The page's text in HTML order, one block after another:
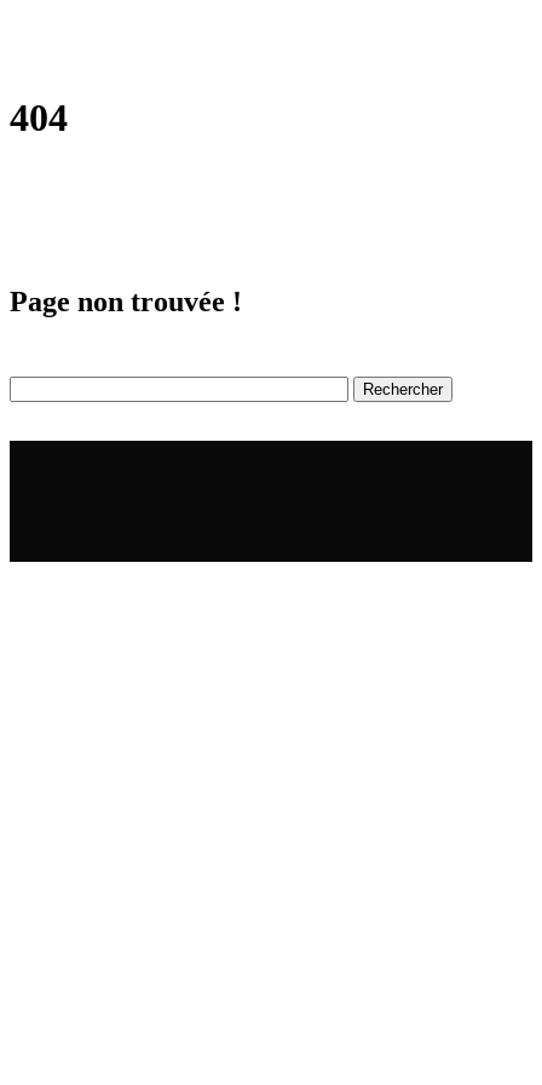
404
Page non trouvée !